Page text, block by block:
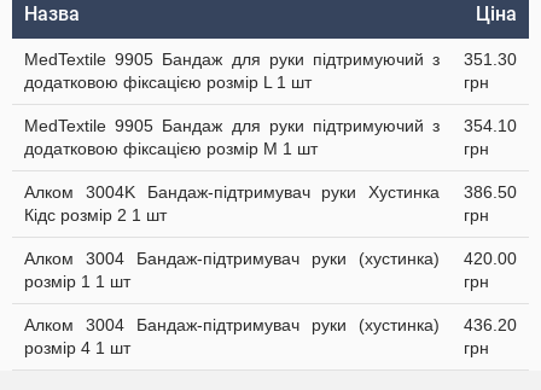
Назва Ціна
MedTextile 9905 Бандаж для руки підтримуючий з
додатковою фіксацією розмір L 1 шт
351.30
грн
MedTextile 9905 Бандаж для руки підтримуючий з
додатковою фіксацією розмір M 1 шт
354.10
грн
Алком 3004K Бандаж-підтримувач руки Хустинка
Кідс розмір 2 1 шт
386.50
грн
Алком 3004 Бандаж-підтримувач руки (хустинка)
розмір 1 1 шт
420.00
грн
Алком 3004 Бандаж-підтримувач руки (хустинка)
розмір 4 1 шт
436.20
грн